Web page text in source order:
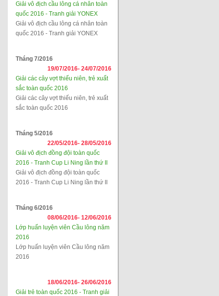
Giải vô địch cầu lông cá nhân toàn
quốc 2016 - Tranh giải YONEX
Giải vô địch cầu lông cá nhân toàn
quốc 2016 - Tranh giải YONEX
Tháng 7/2016
19/07/2016- 24/07/2016
Giải các cây vợt thiếu niên, trẻ xuất
sắc toàn quốc 2016
Giải các cây vợt thiếu niên, trẻ xuất
sắc toàn quốc 2016
Tháng 5/2016
22/05/2016- 28/05/2016
Giải vô địch đồng đội toàn quốc
2016 - Tranh Cup Li Ning lần thứ II
Giải vô địch đồng đội toàn quốc
2016 - Tranh Cup Li Ning lần thứ II
Tháng 6/2016
08/06/2016- 12/06/2016
Lớp huấn luyện viên Cầu lông năm
2016
Lớp huấn luyện viên Cầu lông năm
2016
18/06/2016- 26/06/2016
Giải trẻ toàn quốc 2016 - Tranh giải